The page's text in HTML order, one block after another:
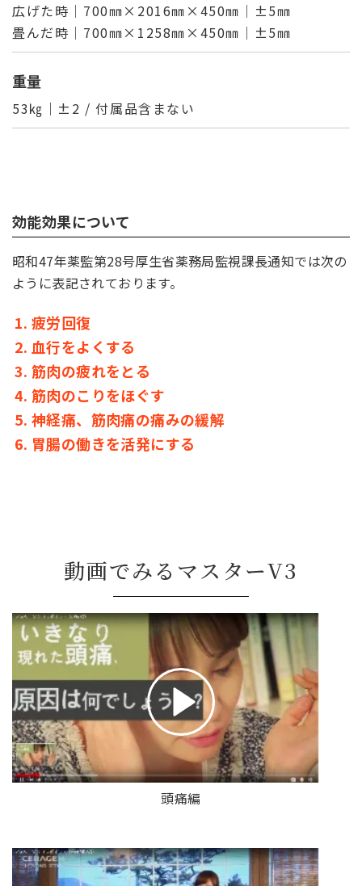
広げた時│700㎜×2016㎜×450㎜│±5㎜
畳んだ時│700㎜×1258㎜×450㎜│±5㎜
重量
53㎏│±2 / 付属品含まない
効能効果について
昭和47年薬監第28号厚生省薬務局監視課長通知では次の
ように表記されております。
疲労回復
血行をよくする
筋肉の疲れをとる
筋肉のこりをほぐす
神経痛、筋肉痛の痛みの緩解
胃腸の働きを活発にする
動画でみるマスターV3
頭痛編